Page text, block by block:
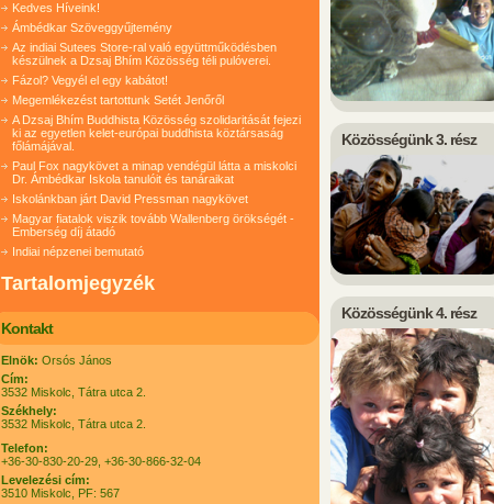
Közösségünk 3. rész
Közösségünk 4. rész
Kedves Híveink!
Ámbédkar Szöveggyűjtemény
Az indiai Sutees Store-ral való együttműködésben
készülnek a Dzsaj Bhím Közösség téli pulóverei.
Fázol? Vegyél el egy kabátot!
Megemlékezést tartottunk Setét Jenőről
A Dzsaj Bhím Buddhista Közösség szolidaritását fejezi
ki az egyetlen kelet-európai buddhista köztársaság
főlámájával.
Paul Fox nagykövet a minap vendégül látta a miskolci
Dr. Ámbédkar Iskola tanulóit és tanáraikat
Iskolánkban járt David Pressman nagykövet
Magyar fiatalok viszik tovább Wallenberg örökségét -
Emberség díj átadó
Indiai népzenei bemutató
Tartalomjegyzék
Kontakt
Elnök: Orsós János
Cím:
3532 Miskolc, Tátra utca 2.
Székhely:
3532 Miskolc, Tátra utca 2.
Telefon:
+36-30-830-20-29, +36-30-866-32-04
Levelezési cím:
3510 Miskolc, PF: 567